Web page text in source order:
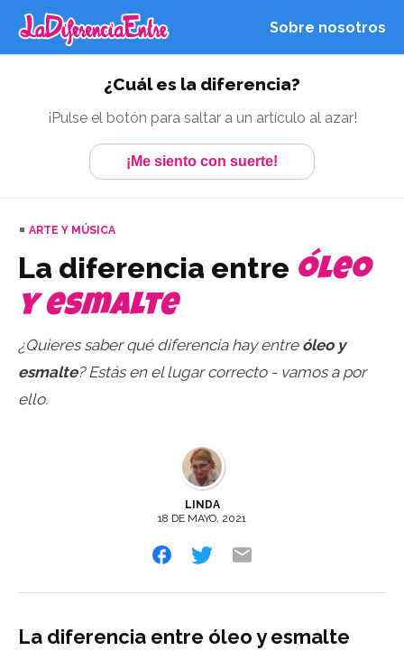
Sobre nosotros
¿Cuál es la diferencia?
¡Pulse el botón para saltar a un artículo al azar!
¡Me siento con suerte!
ARTE Y MÚSICA
La diferencia entre óleo
y esmalte
¿Quieres saber qué diferencia hay entre óleo y
esmalte? Estás en el lugar correcto - vamos a por
ello.
LINDA
18 DE MAYO, 2021
La diferencia entre óleo y esmalte